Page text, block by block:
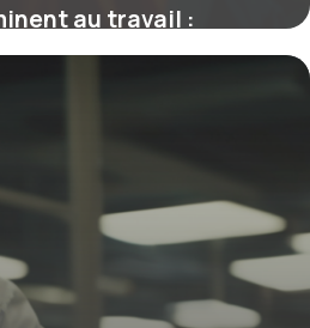
au travail :
et agir